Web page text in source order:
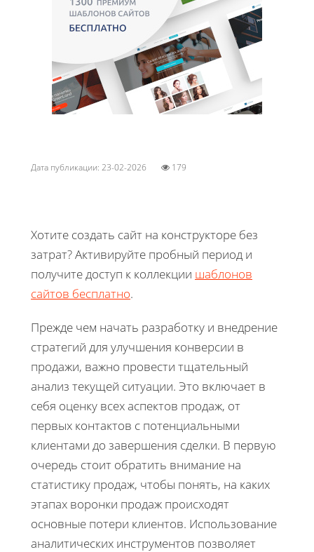
Дата публикации: 23-02-2026 179
Хотите создать сайт на конструкторе без
затрат? Активируйте пробный период и
получите доступ к коллекции шаблонов
сайтов бесплатно.
Прежде чем начать разработку и внедрение
стратегий для улучшения конверсии в
продажи, важно провести тщательный
анализ текущей ситуации. Это включает в
себя оценку всех аспектов продаж, от
первых контактов с потенциальными
клиентами до завершения сделки. В первую
очередь стоит обратить внимание на
статистику продаж, чтобы понять, на каких
этапах воронки продаж происходят
основные потери клиентов. Использование
аналитических инструментов позволяет